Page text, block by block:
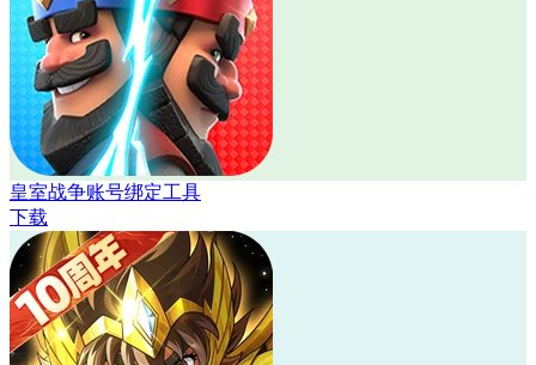
皇室战争账号绑定工具
下载